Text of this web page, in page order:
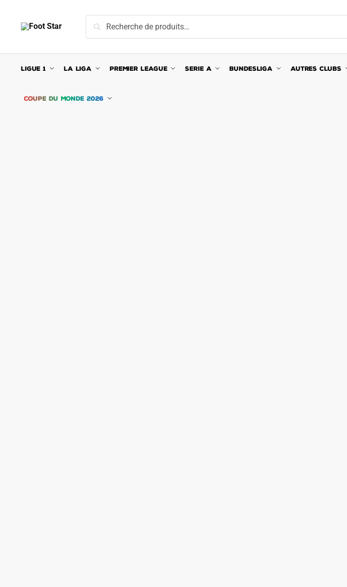
navigation
content
pour :
Recherche
LIGUE 1 LA LIGA PREMIER LEAGUE SERIE A BUNDESLIGA AUTRES CLUBS
COUPE DU MONDE 2026